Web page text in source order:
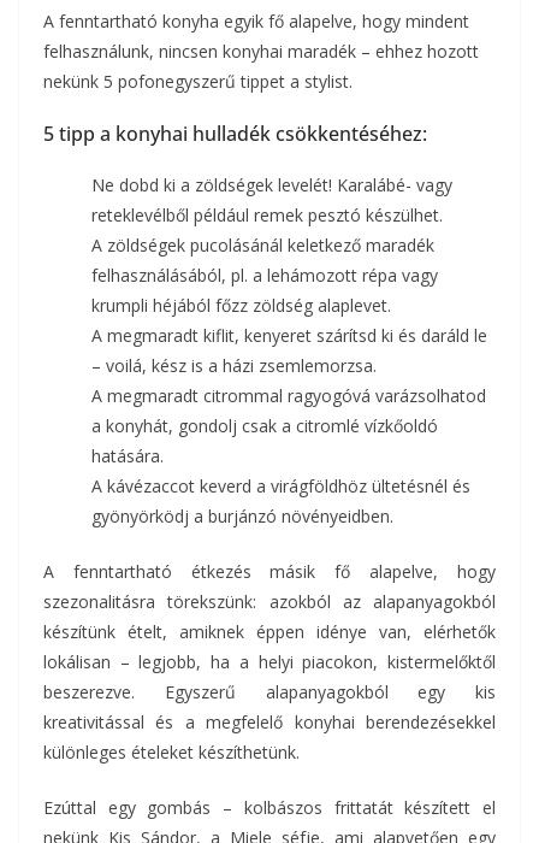
A fenntartható konyha egyik fő alapelve, hogy mindent
felhasználunk, nincsen konyhai maradék – ehhez hozott
nekünk 5 pofonegyszerű tippet a stylist.
5 tipp a konyhai hulladék csökkentéséhez:
Ne dobd ki a zöldségek levelét! Karalábé- vagy
reteklevélből például remek pesztó készülhet.
A zöldségek pucolásánál keletkező maradék
felhasználásából, pl. a lehámozott répa vagy
krumpli héjából főzz zöldség alaplevet.
A megmaradt kiflit, kenyeret szárítsd ki és daráld le
– voilá, kész is a házi zsemlemorzsa.
A megmaradt citrommal ragyogóvá varázsolhatod
a konyhát, gondolj csak a citromlé vízkőoldó
hatására.
A kávézaccot keverd a virágföldhöz ültetésnél és
gyönyörködj a burjánzó növényeidben.
A fenntartható étkezés másik fő alapelve, hogy
szezonalitásra törekszünk: azokból az alapanyagokból
készítünk ételt, amiknek éppen idénye van, elérhetők
lokálisan – legjobb, ha a helyi piacokon, kistermelőktől
beszerezve. Egyszerű alapanyagokból egy kis
kreativitással és a megfelelő konyhai berendezésekkel
különleges ételeket készíthetünk.
Ezúttal egy gombás – kolbászos frittatát készített el
nekünk Kis Sándor, a Miele séfje, ami alapvetően egy